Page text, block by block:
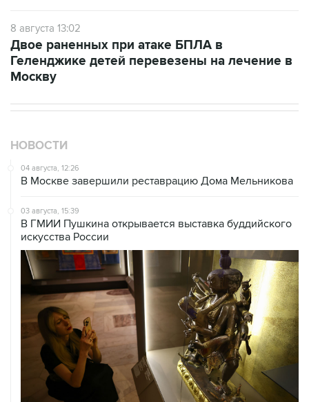
8 августа 13:02
Двое раненных при атаке БПЛА в
Геленджике детей перевезены на лечение в
Москву
НОВОСТИ
04 августа, 12:26
В Москве завершили реставрацию Дома Мельникова
03 августа, 15:39
В ГМИИ Пушкина открывается выставка буддийского
искусства России